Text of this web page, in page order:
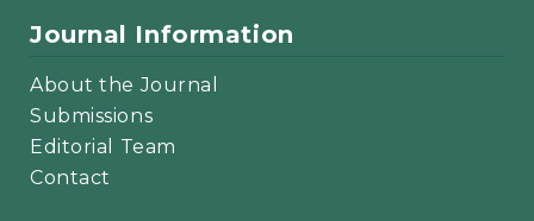
Journal Information
About the Journal
Submissions
Editorial Team
Contact